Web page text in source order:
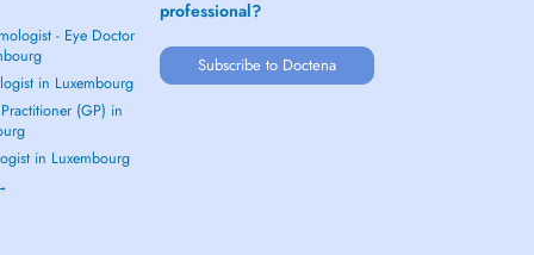
- Eye Doctor
in Luxembourg
(GP) in
in Luxembourg
professional?
Subscribe to Doctena